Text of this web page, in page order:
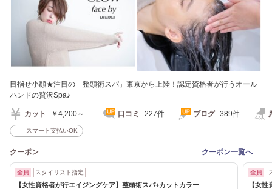
目指せ小顔★注目の「整頭術スパ」東京から上陸！認定資格者が行うオール
ハンドの贅沢Spa♪
カット ￥4,200～ 口コミ 227件 ブログ 389件
スマート支払いOK
クーポン クーポン一覧へ
全員 スタイリスト指定
【女性資格者が行エイジングケア】整頭術スパ+カットカラー
全員
【女